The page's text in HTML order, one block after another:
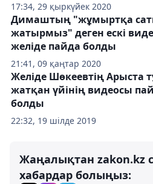
17:34, 29 қыркүйек 2020
21:41, 09 қаңтар 2020
Димаштың "жұмыртқа
жатырмыз" деген ескі
желіде пайда болды
22:32, 19 шілде 2019
Желіде Шөкеевтің Арыста
жатқан үйінің видеосы
болды
Жаңалықтан zakon.kz
хабардар болыңыз: